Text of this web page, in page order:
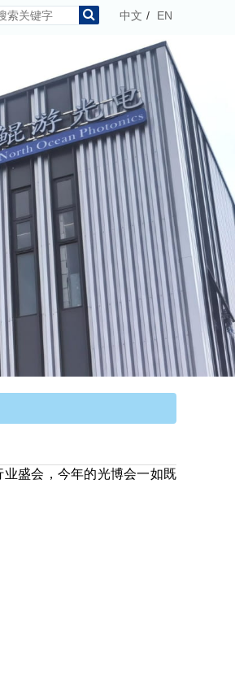
中文 / EN
盛会，今年的光博会一如既